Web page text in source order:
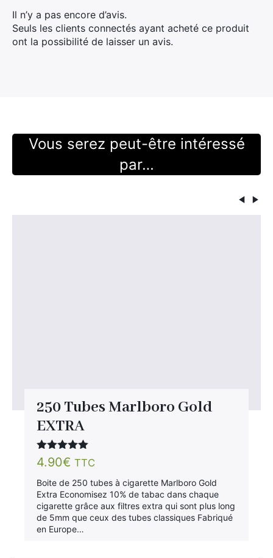
Il n’y a pas encore d’avis.
Seuls les clients connectés ayant acheté ce produit
ont la possibilité de laisser un avis.
Vous serez peut-être intéressé
par…
250 Tubes Marlboro Gold
EXTRA
Note5.00
sur 5
4.90€ TTC
Boite de 250 tubes à cigarette Marlboro Gold
Extra Economisez 10% de tabac dans chaque
cigarette grâce aux filtres extra qui sont plus long
de 5mm que ceux des tubes classiques Fabriqué
en Europe…
Rechercher
: